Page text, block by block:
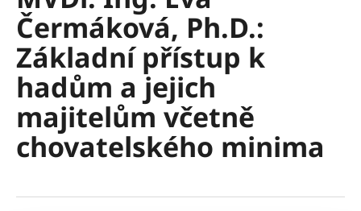
is
0,0
out
of
5
stars.
Čermáková, Ph.D.:
Základní přístup k
hadům a jejich
majitelům včetně
chovatelského minima
i
n
g
f
o
r
?